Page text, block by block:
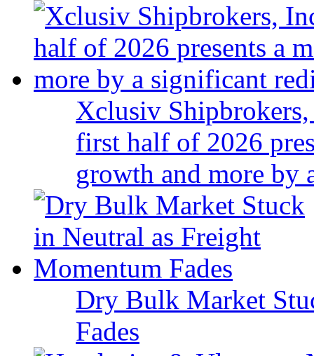
Xclusiv
first half of 2026
growth and more
Dry Bulk Market
Fades